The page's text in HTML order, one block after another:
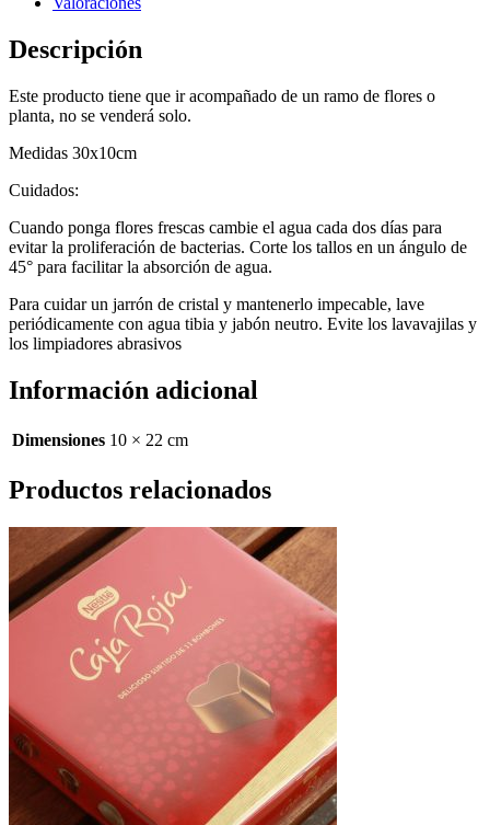
Descripción
Este producto tiene que ir acompañado de un ramo de flores o
planta, no se venderá solo.
Medidas 30x10cm
Cuidados:
Cuando ponga flores frescas cambie el agua cada dos días para
evitar la proliferación de bacterias. Corte los tallos en un ángulo de
45° para facilitar la absorción de agua.
Para cuidar un jarrón de cristal y mantenerlo impecable, lave
periódicamente con agua tibia y jabón neutro. Evite los lavavajilas y
los limpiadores abrasivos
Información adicional
Dimensiones 10 × 22 cm
Productos relacionados